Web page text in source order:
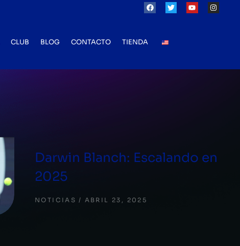
CLUB BLOG CONTACTO TIENDA
Darwin Blanch: Escalando en
2025
NOTICIAS ABRIL 23, 2025